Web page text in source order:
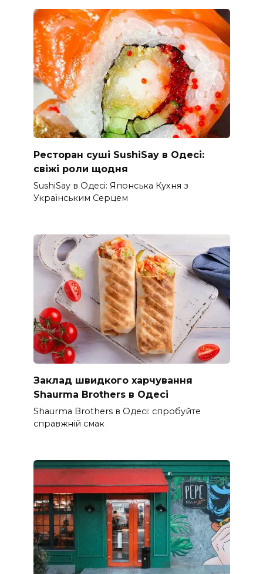
Ресторан суші SushiSay в Одесі:
свіжі роли щодня
SushiSay в Одесі: Японська Кухня з
Українським Серцем
Заклад швидкого харчування
Shaurma Brothers в Одесі
Shaurma Brothers в Одесі: спробуйте
справжній смак